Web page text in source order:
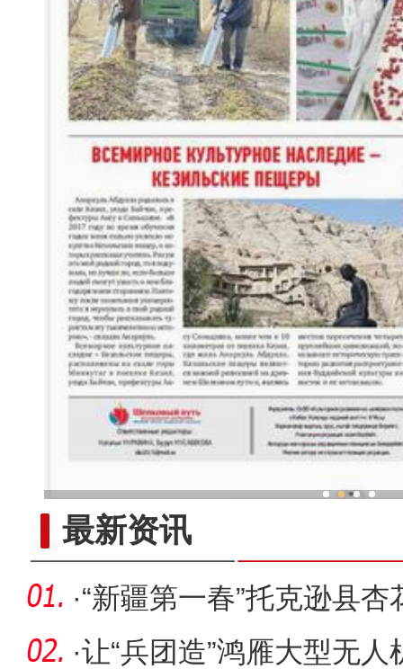
最新资讯
·“新疆第一春”托克逊县
日开启
·让“兵团造”鸿雁大型无人